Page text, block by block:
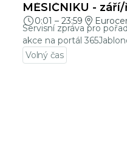
MĚSÍČNÍKU -
0:01 – 23:59
Servisní zpráva pro
akce na portál
Volný čas